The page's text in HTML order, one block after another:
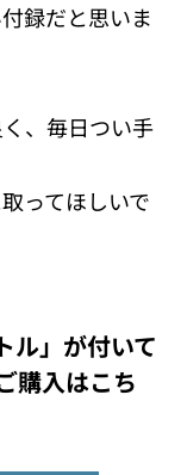
録だと思いま
、毎日つい手
ってほしいで
ル」が付いて
購入はこち